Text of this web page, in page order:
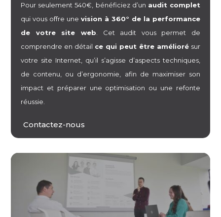
Pour seulement 540€, bénéficiez d’un audit complet
qui vous offre unevision à 360° de la performance
de votre site web . Cet audit vous permet de
comprendre en détail ce qui peut être améliorésur
votre site Internet, qu’il s’agisse d’aspects techniques,
de contenu, ou d’ergonomie, afin de maximiser son
impact et préparer une optimisation ou une refonte
réussie.
Contactez-nous